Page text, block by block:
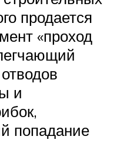
продается
«проход
и
попадание